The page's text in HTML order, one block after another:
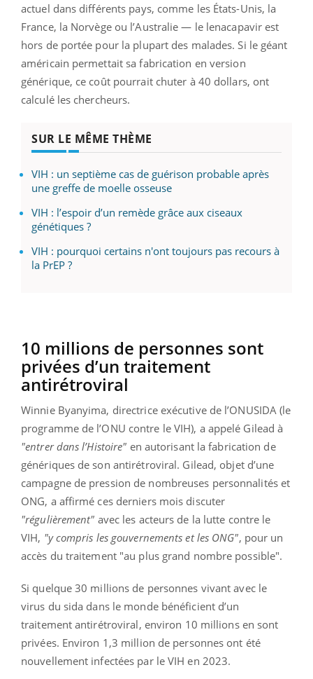
actuel dans différents pays, comme les États-Unis, la
France, la Norvège ou l’Australie — le lenacapavir est
hors de portée pour la plupart des malades. Si le géant
américain permettait sa fabrication en version
générique, ce coût pourrait chuter à 40 dollars, ont
calculé les chercheurs.
SUR LE MÊME THÈME
VIH : un septième cas de guérison probable après
une greffe de moelle osseuse
VIH : l’espoir d’un remède grâce aux ciseaux
génétiques ?
VIH : pourquoi certains n'ont toujours pas recours à
la PrEP ?
10 millions de personnes sont
privées d’un traitement
antirétroviral
Winnie Byanyima, directrice exécutive de l’ONUSIDA (le
programme de l’ONU contre le VIH), a appelé Gilead à
"entrer dans l’Histoire" en autorisant la fabrication de
génériques de son antirétroviral. Gilead, objet d’une
campagne de pression de nombreuses personnalités et
ONG, a affirmé ces derniers mois discuter
"régulièrement" avec les acteurs de la lutte contre le
VIH, "y compris les gouvernements et les ONG", pour un
accès du traitement "au plus grand nombre possible".
Si quelque 30 millions de personnes vivant avec le
virus du sida dans le monde bénéficient d’un
traitement antirétroviral, environ 10 millions en sont
privées. Environ 1,3 million de personnes ont été
nouvellement infectées par le VIH en 2023.